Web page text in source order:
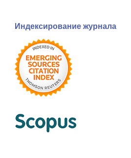
Индексирование журнала